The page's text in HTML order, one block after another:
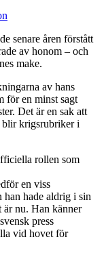
senare åren förstått
av honom – och
make.
av hans
för en minst sagt
Det är en sak att
blir krigsrubriker i
rollen som
en viss
hade aldrig i sin
är nu. Han känner
press
vid hovet för